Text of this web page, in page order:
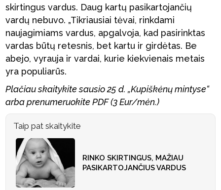
skirtingus vardus. Daug kartų pasikartojančių
vardų nebuvo. „Tikriausiai tėvai, rinkdami
naujagimiams vardus, apgalvoja, kad pasirinktas
vardas būtų retesnis, bet kartu ir girdėtas. Be
abejo, vyrauja ir vardai, kurie kiekvienais metais
yra populiarūs.
Plačiau skaitykite sausio 25 d. „Kupiškėnų mintyse“
arba prenumeruokite PDF (3 Eur/mėn.)
Taip pat skaitykite
RINKO SKIRTINGUS, MAŽIAU
PASIKARTOJANČIUS VARDUS